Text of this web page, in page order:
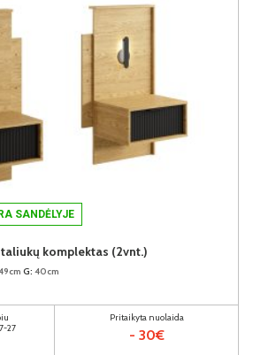
SANDĖLYJE
komplektas (2vnt.)
G: 40cm
27
Pritaikyta nuolaida
- 30€